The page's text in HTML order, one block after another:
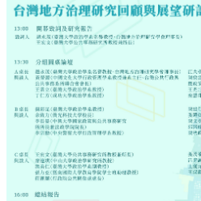
所
簡
公
所
員
生